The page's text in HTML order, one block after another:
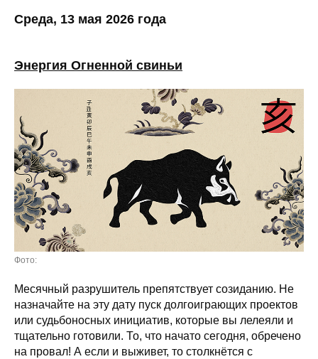
Среда, 13 мая 2026 года
Энергия Огненной свиньи
Фото:
Месячный разрушитель препятствует созиданию. Не
назначайте на эту дату пуск долгоиграющих проектов
или судьбоносных инициатив, которые вы лелеяли и
тщательно готовили. То, что начато сегодня, обречено
на провал! А если и выживет, то столкнётся с